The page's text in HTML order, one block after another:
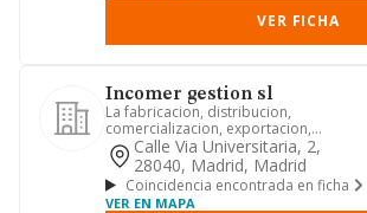
VER FICHA
Incomer gestion sl
La fabricacion, distribucion,
comercializacion, exportacion,
importacion, almacenaje, distribucion
...
Calle Via Universitaria, 2,
28040, Madrid, Madrid
Coincidencia encontrada en ficha
VER EN MAPA